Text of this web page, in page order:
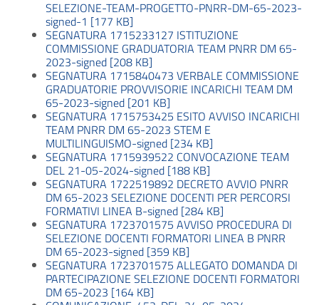
SELEZIONE-TEAM-PROGETTO-PNRR-DM-65-2023-
signed-1 [177 KB]
SEGNATURA 1715233127 ISTITUZIONE
COMMISSIONE GRADUATORIA TEAM PNRR DM 65-
2023-signed [208 KB]
SEGNATURA 1715840473 VERBALE COMMISSIONE
GRADUATORIE PROVVISORIE INCARICHI TEAM DM
65-2023-signed [201 KB]
SEGNATURA 1715753425 ESITO AVVISO INCARICHI
TEAM PNRR DM 65-2023 STEM E
MULTILINGUISMO-signed [234 KB]
SEGNATURA 1715939522 CONVOCAZIONE TEAM
DEL 21-05-2024-signed [188 KB]
SEGNATURA 1722519892 DECRETO AVVIO PNRR
DM 65-2023 SELEZIONE DOCENTI PER PERCORSI
FORMATIVI LINEA B-signed [284 KB]
SEGNATURA 1723701575 AVVISO PROCEDURA DI
SELEZIONE DOCENTI FORMATORI LINEA B PNRR
DM 65-2023-signed [359 KB]
SEGNATURA 1723701575 ALLEGATO DOMANDA DI
PARTECIPAZIONE SELEZIONE DOCENTI FORMATORI
DM 65-2023 [164 KB]